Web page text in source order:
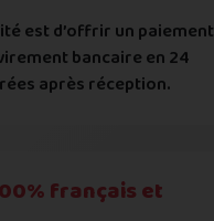
contrefaits
est d’offrir un paiement
bancaire en 24
après réception.
français et